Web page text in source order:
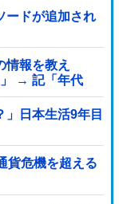
ードが追加され
情報を教え
→ 記「年代
よ？教えて
」日本生活9年目
貨危機を超える